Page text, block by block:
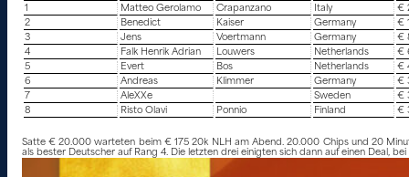
1
Matteo Gerolamo Crapanzano Italy
€
2
Benedict Kaiser Germany
€
3
Jens Voertmann Germany
€
4
Falk Henrik Adrian Louwers Netherlands
€
5
Evert Bos Netherlands
€
6
Andreas Klimmer Germany
€
7
AleXXe Sweden
€
8
Risto Olavi Ponnio Finland €
Satte € 20.000 warteten beim € 175 20k NLH am Abend. 20.000 Chips und 20
als bester Deutscher auf Rang 4. Die letzten drei einigten sich dann auf einen Deal,